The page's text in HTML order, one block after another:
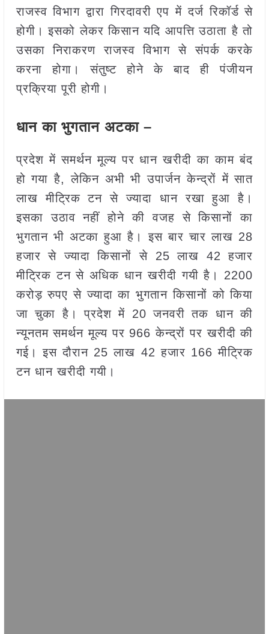
राजस्व विभाग द्वारा गिरदावरी एप में दर्ज रिकॉर्ड से
होगी। इसको लेकर किसान यदि आपत्ति उठाता है तो
उसका निराकरण राजस्व विभाग से संपर्क करके
करना होगा। संतुष्ट होने के बाद ही पंजीयन
प्रक्रिया पूरी होगी।
धान का भुगतान अटका –
प्रदेश में समर्थन मूल्य पर धान खरीदी का काम बंद
हो गया है, लेकिन अभी भी उपार्जन केन्द्रों में सात
लाख मीट्रिक टन से ज्यादा धान रखा हुआ है।
इसका उठाव नहीं होने की वजह से किसानों का
भुगतान भी अटका हुआ है। इस बार चार लाख 28
हजार से ज्यादा किसानों से 25 लाख 42 हजार
मीट्रिक टन से अधिक धान खरीदी गयी है। 2200
करोड़ रुपए से ज्यादा का भुगतान किसानों को किया
जा चुका है। प्रदेश में 20 जनवरी तक धान की
न्यूनतम समर्थन मूल्य पर 966 केन्द्रों पर खरीदी की
गई। इस दौरान 25 लाख 42 हजार 166 मीट्रिक
टन धान खरीदी गयी।